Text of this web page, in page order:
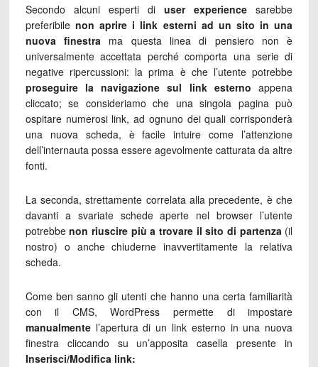
Secondo alcuni esperti diuser experience sarebbe
preferibile non aprire i link esterni ad un sito in una
nuova finestra ma questa linea di pensiero non è
universalmente accettata perché comporta una serie di
negative ripercussioni: la prima è che l’utente potrebbe
proseguire la navigazione sul link esterno appena
cliccato; se consideriamo che una singola pagina può
ospitare numerosi link, ad ognuno dei quali corrisponderà
una nuova scheda, è facile intuire come l’attenzione
dell’internauta possa essere agevolmente catturata da altre
fonti.
La seconda, strettamente correlata alla precedente, è che
davanti a svariate schede aperte nel browser l’utente
potrebbenon riuscire più a trovare il sito di partenza(il
nostro) o anche chiuderne inavvertitamente la relativa
scheda.
Come ben sanno gli utenti che hanno una certa familiarità
con il CMS, WordPress permette di impostare
manualmentel’apertura di un link esterno in una nuova
finestra cliccando su un’apposita casella presente in
Inserisci/Modifica link: